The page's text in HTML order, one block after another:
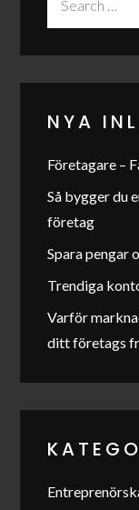
NYA
Företagare –
Så bygger du
företag
Spara pengar
Trendiga
Varför
ditt företags